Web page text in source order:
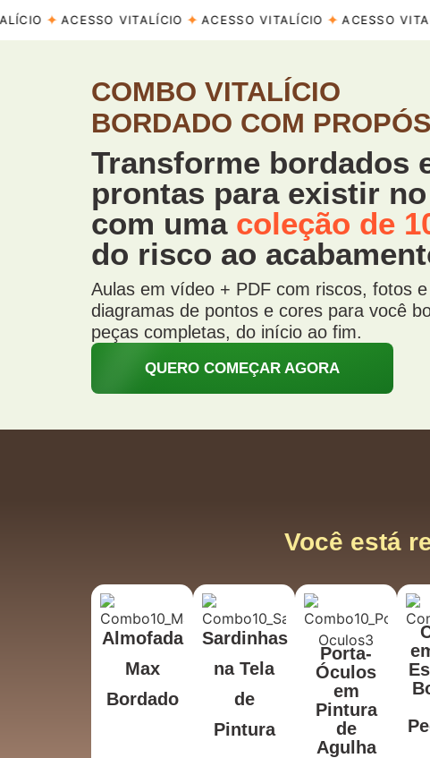
COMBO VITALÍCIO
BORDADO COM
Transforme bordados
prontas para existir
com uma coleção de
do risco ao
Aulas em vídeo + PDF com riscos, fotos e
diagramas de pontos e cores para você
peças completas, do início ao fim.
QUERO COMEÇAR AGORA
Você está
Almofada
Max
Bordado
Sardinhas
na Tela
de
Pintura
Porta-
Óculos
em
Pintura
de
Agulha